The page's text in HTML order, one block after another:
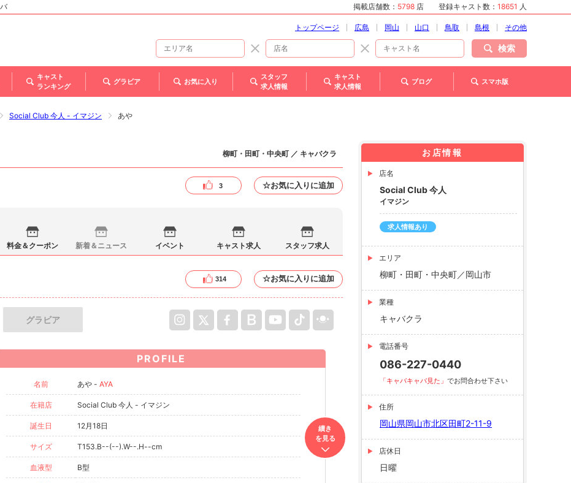
掲載店舗数： 5798 店 登録キャスト数： 18651 人
トップページ 広島 岡山 山口 鳥取 島根 その他
検索
キャスト
ランキング
グラビア お気に入り
スタッフ
求人情報
キャスト
求人情報
ブログ スマホ版
Social Club 今人 - イマジン あや
柳町・田町・中央町 ／ キャバクラ
3 ☆お気に入りに追加
料金＆クーポン 新着＆ニュース イベント キャスト求人 スタッフ求人
314 ☆お気に入りに追加
グラビア
PROFILE
名前 あや - AYA
在籍店 Social Club 今人 - イマジン
誕生日 12月18日
サイズ T153.B--(--).W--.H--cm
血液型 B型
續き
を見る
お店情報
店名
Social Club 今人
イマジン
求人情報あり
エリア
柳町・田町・中央町／岡山市
業種
キャバクラ
電話番号
086-227-0440
「キャバキャバ見た」 でお問合わせ下さい
住所
岡山県岡山市北区田町2-11-9
店休日
日曜